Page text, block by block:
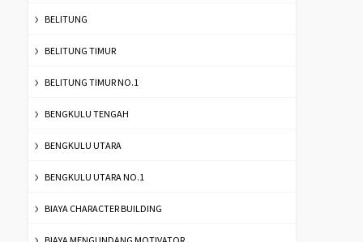
BELITUNG
BELITUNG TIMUR
BELITUNG TIMUR NO.1
BENGKULU TENGAH
BENGKULU UTARA
BENGKULU UTARA NO.1
BIAYA CHARACTER BUILDING